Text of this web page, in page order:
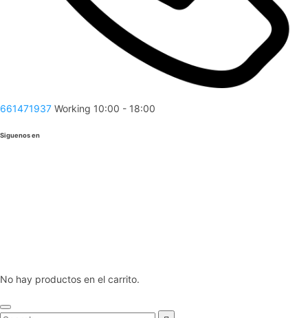
661471937 Working 10:00 - 18:00
Siguenos en
No hay productos en el carrito.